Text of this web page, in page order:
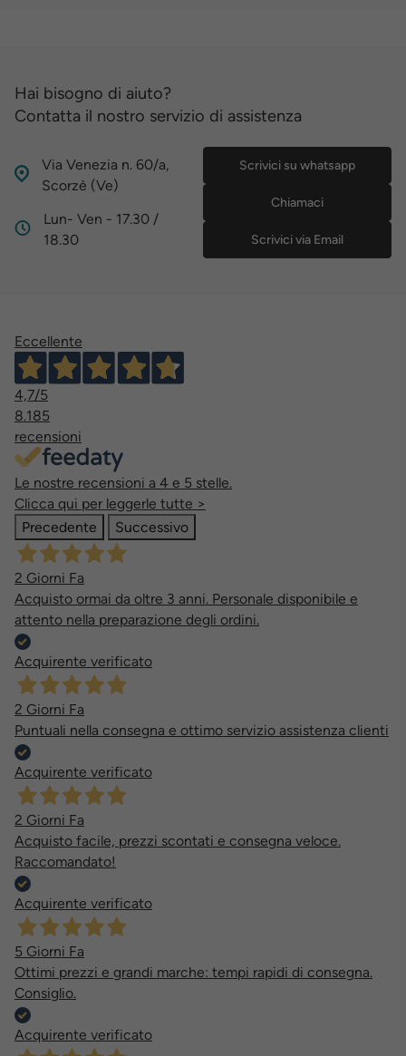
Hai bisogno di aiuto?
Contatta il nostro servizio di assistenza
Via Venezia n. 60/a,
Scorzè (Ve)
Lun- Ven - 17.30 /
18.30
Scrivici su whatsapp
Chiamaci
Scrivici via Email
Eccellente
4,7/5
8.185
recensioni
Le nostre recensioni a 4 e 5 stelle.
Clicca qui per leggerle tutte >
Precedente
Successivo
2 Giorni Fa
Acquisto ormai da oltre 3 anni. Personale disponibile e
attento nella preparazione degli ordini.
Acquirente verificato
2 Giorni Fa
Puntuali nella consegna e ottimo servizio assistenza clienti
Acquirente verificato
2 Giorni Fa
Acquisto facile, prezzi scontati e consegna veloce.
Raccomandato!
Acquirente verificato
5 Giorni Fa
Ottimi prezzi e grandi marche: tempi rapidi di consegna.
Consiglio.
Acquirente verificato